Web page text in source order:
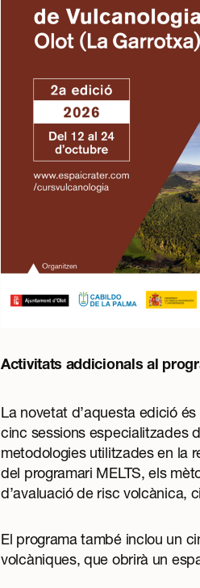
Activitats addicionals al
La novetat d’aquesta edició
cinc sessions especialitzades
metodologies utilitzades en la
del programari MELTS, els
d’avaluació de risc volcànica,
El programa també inclou un
volcàniques, que obrirà un